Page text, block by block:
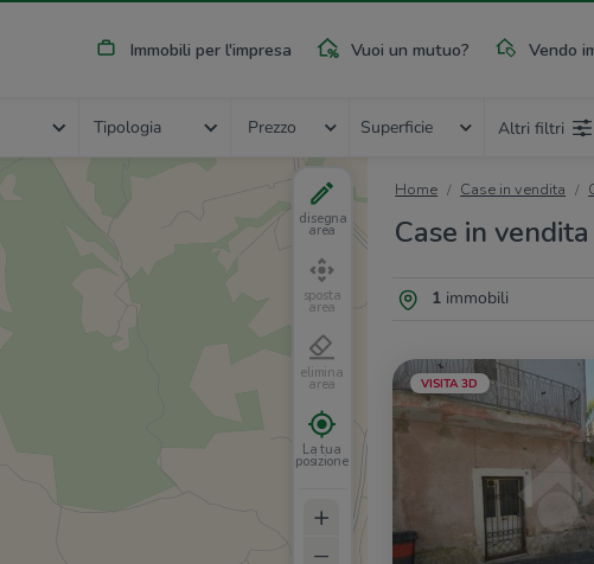
Immobili per l'impresa Vuoi un mutuo? Vendo
Tipologia Prezzo Superficie Altri filtri
Home Case in vendita
Case in
1immobili
VISITA 3D
disegna
area
sposta
area
elimina
area
La tua
posizione
+
–